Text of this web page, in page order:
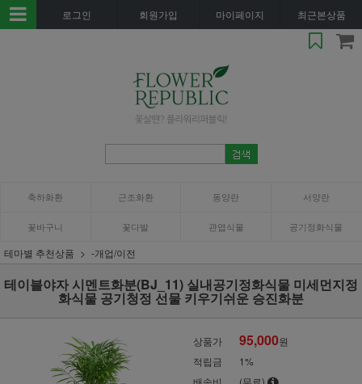
로그인 회원가입 마이페이지 최근본상품
축하화환 근조화환 동양란 서양란
꽃바구니 꽃다발 관엽식물 공기정화식물
테마별 추천상품 -개업/이전
테이블야자 시멘트화분(BJ_11) 실내공기정화식물 미세먼지정
화식물 공기청정 선물 키우기쉬운 승진화분
상품가 95,000원
적립금
1%
배송비
(무료)